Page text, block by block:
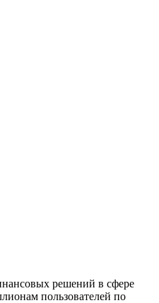
решений в сфере
пользователей по